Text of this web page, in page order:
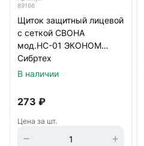
89166
Щиток защитный лицевой
с сеткой СВОНА
мод.НС-01 ЭКОНОМ
Сибртех
В наличии
273 ₽
Цена за шт.